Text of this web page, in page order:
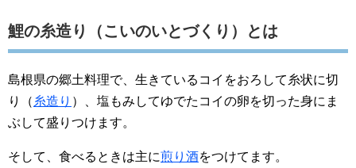
鯉の糸造り（こいのいとづくり）とは
島根県の郷土料理で、生きているコイをおろして糸状に切
り（ 糸造り ）、塩もみしてゆでたコイの卵を切った身にま
ぶして盛りつけます。
そして、食べるときは主に煎り酒をつけてます。